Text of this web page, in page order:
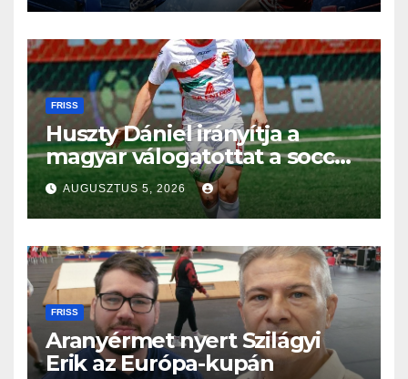
FRISS
Huszty Dániel irányítja a
magyar válogatottat a socca-
világbajnokságon
AUGUSZTUS 5, 2026
FRISS
Aranyérmet nyert Szilágyi
Erik az Európa-kupán